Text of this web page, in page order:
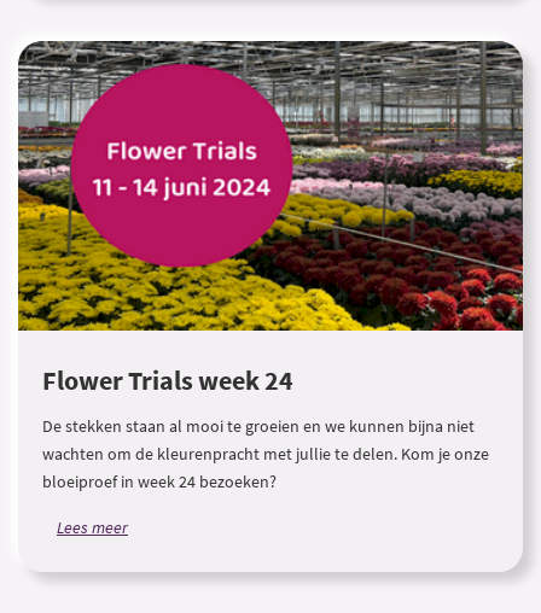
Flower Trials week 24
De stekken staan al mooi te groeien en we kunnen bijna niet
wachten om de kleurenpracht met jullie te delen. Kom je onze
bloeiproef in week 24 bezoeken?
Lees meer